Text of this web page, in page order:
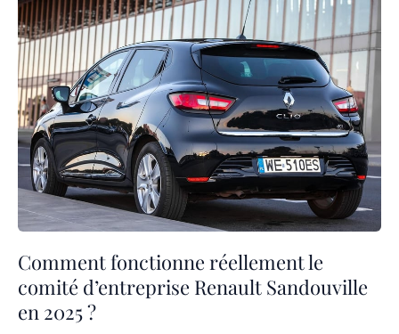
Comment fonctionne réellement le
comité d’entreprise Renault Sandouville
en 2025 ?